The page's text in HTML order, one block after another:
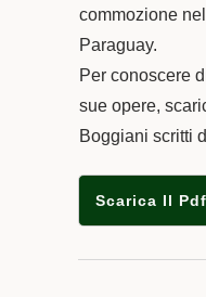
commozione
Paraguay.
Per conoscere
sue opere,
Boggiani scritti
Scarica Il Pdf